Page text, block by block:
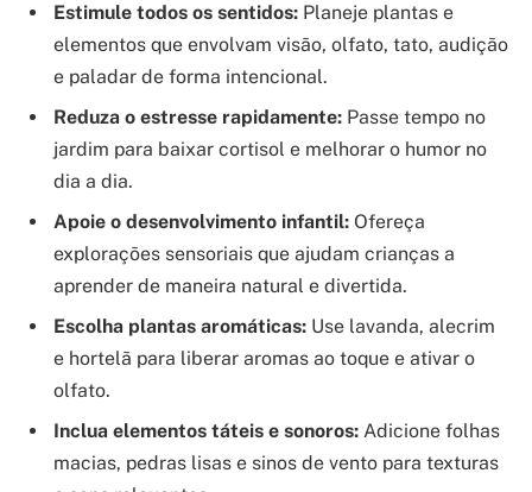
Estimule todos os sentidos: Planeje plantas e
elementos que envolvam visão, olfato, tato, audição
e paladar de forma intencional.
Reduza o estresse rapidamente: Passe tempo no
jardim para baixar cortisol e melhorar o humor no
dia a dia.
Apoie o desenvolvimento infantil: Ofereça
explorações sensoriais que ajudam crianças a
aprender de maneira natural e divertida.
Escolha plantas aromáticas: Use lavanda, alecrim
e hortelã para liberar aromas ao toque e ativar o
olfato.
Inclua elementos táteis e sonoros: Adicione folhas
macias, pedras lisas e sinos de vento para texturas